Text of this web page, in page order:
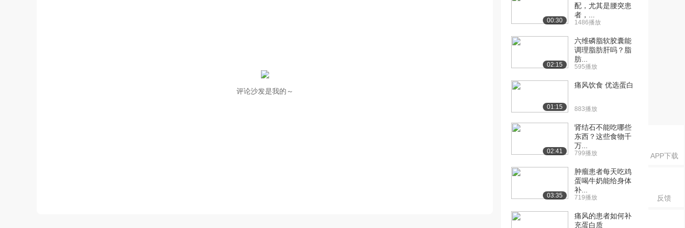
APP下载
反馈
评论沙发是我的～
00:30
配，尤其是腰突患
者，...
1486播放
02:15
六维磷脂软胶囊能
调理脂肪肝吗？脂
肪...
595播放
01:15
痛风饮食 优选蛋白
883播放
02:41
肾结石不能吃哪些
东西？这些食物千
万...
799播放
03:35
肿瘤患者每天吃鸡
蛋喝牛奶能给身体
补...
719播放
痛风的患者如何补
充蛋白质